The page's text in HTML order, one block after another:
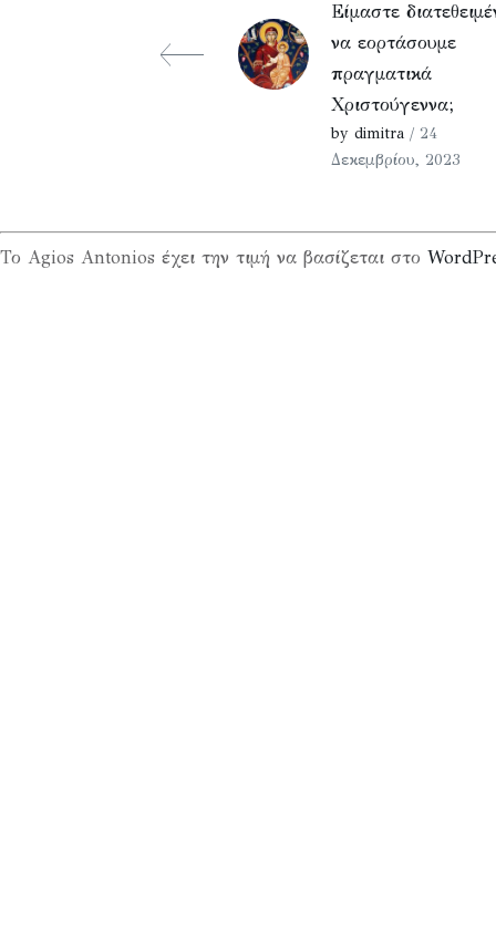
Είμαστε
να εορτάσουμε
πραγματικά
Χριστούγεννα;
by dimitra / 24
Δεκεμβρίου, 2023
Το Agios Antonios έχει την τιμή να βασίζεται στο